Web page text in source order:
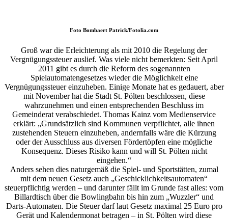
Foto Bombaert Patrick/Fotolia.com
Groß war die Erleichterung als mit 2010 die Regelung der
Vergnügungssteuer auslief. Was viele nicht bemerkten: Seit April
2011 gibt es durch die Reform des sogenannten
Spielautomatengesetzes wieder die Möglichkeit eine
Vergnügungssteuer einzuheben. Einige Monate hat es gedauert, aber
mit November hat die Stadt St. Pölten beschlossen, diese
wahrzunehmen und einen entsprechenden Beschluss im
Gemeinderat verabschiedet. Thomas Kainz vom Medienservice
erklärt: „Grundsätzlich sind Kommunen verpflichtet, alle ihnen
zustehenden Steuern einzuheben, andernfalls wäre die Kürzung
oder der Ausschluss aus diversen Fördertöpfen eine mögliche
Konsequenz. Dieses Risiko kann und will St. Pölten nicht
eingehen.“
Anders sehen dies naturgemäß die Spiel- und Sportstätten, zumal
mit dem neuen Gesetz auch „Geschicklichkeitsautomaten“
steuerpflichtig werden – und darunter fällt im Grunde fast alles: vom
Billardtisch über die Bowlingbahn bis hin zum „Wuzzler“ und
Darts-Automaten. Die Steuer darf laut Gesetz maximal 25 Euro pro
Gerät und Kalendermonat betragen – in St. Pölten wird diese